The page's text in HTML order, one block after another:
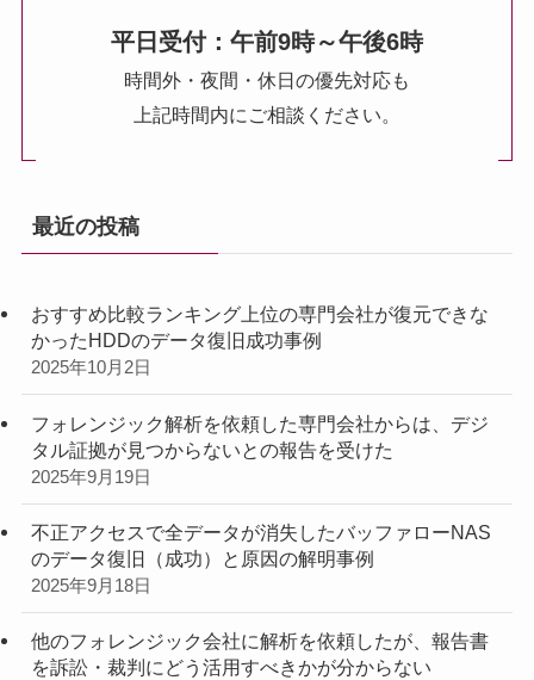
平日受付：午前9時～午後6時
時間外・夜間・休日の優先対応も
上記時間内にご相談ください。
最近の投稿
おすすめ比較ランキング上位の専門会社が復元できな
かったHDDのデータ復旧成功事例
2025年10月2日
フォレンジック解析を依頼した専門会社からは、デジ
タル証拠が見つからないとの報告を受けた
2025年9月19日
不正アクセスで全データが消失したバッファローNAS
のデータ復旧（成功）と原因の解明事例
2025年9月18日
他のフォレンジック会社に解析を依頼したが、報告書
を訴訟・裁判にどう活用すべきかが分からない